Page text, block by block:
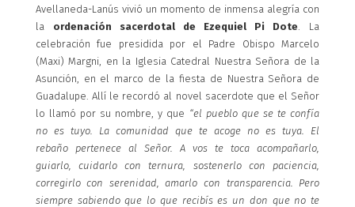
Avellaneda-Lanús vivió un momento de inmensa alegría con
la ordenación sacerdotal de Ezequiel Pi Dote . La
celebración fue presidida por el Padre Obispo Marcelo
(Maxi) Margni, en la Iglesia Catedral Nuestra Señora de la
Asunción, en el marco de la fiesta de Nuestra Señora de
Guadalupe. Allí le recordó al novel sacerdote que el Señor
lo llamó por su nombre, y que “el pueblo que se te confía
no es tuyo. La comunidad que te acoge no es tuya. El
rebaño pertenece al Señor. A vos te toca acompañarlo,
guiarlo, cuidarlo con ternura, sostenerlo con paciencia,
corregirlo con serenidad, amarlo con transparencia. Pero
siempre sabiendo que lo que recibís es un don que no te